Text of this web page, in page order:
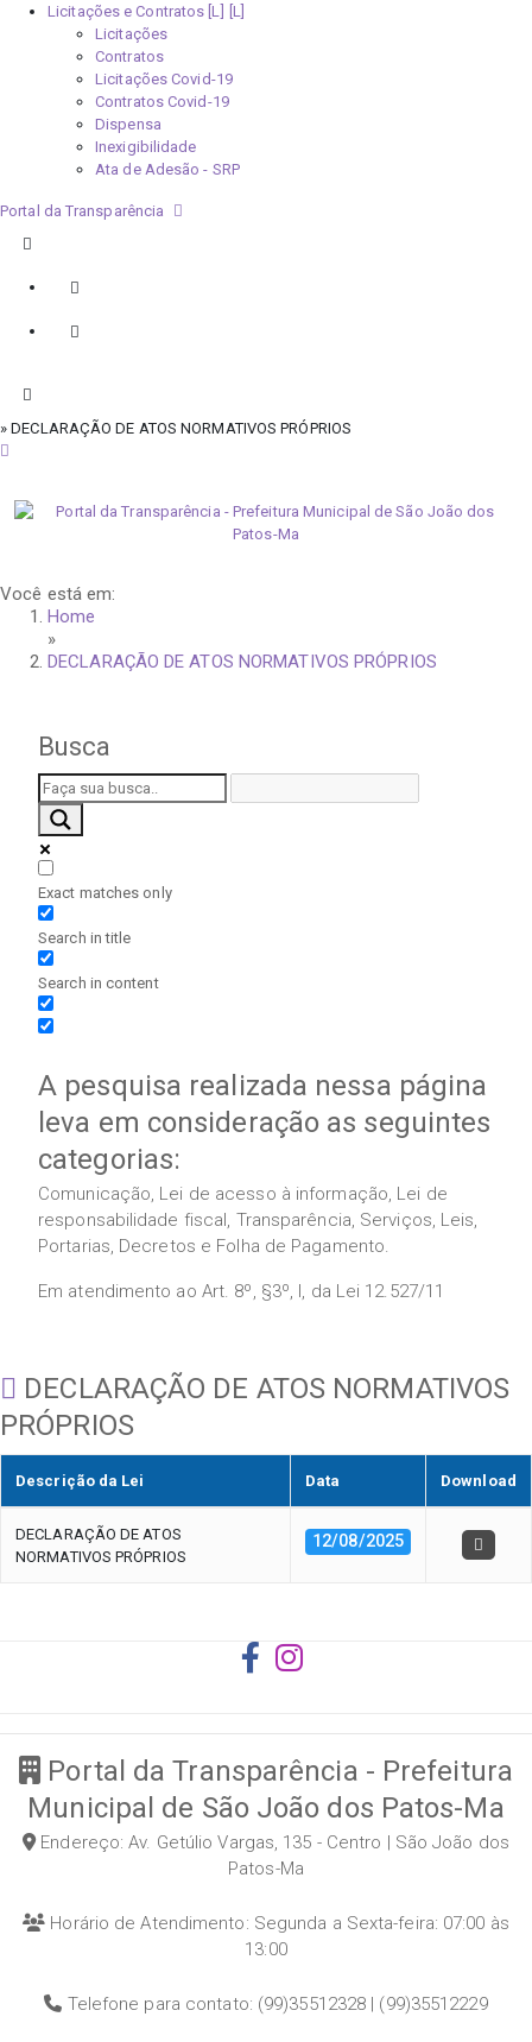
Licitações e Contratos [L]
Licitações
Contratos
Licitações Covid-19
Contratos Covid-19
Dispensa
Inexigibilidade
Ata de Adesão - SRP
Portal da Transparência
» DECLARAÇÃO DE ATOS NORMATIVOS PRÓPRIOS
Você está em:
Home
»
DECLARAÇÃO DE ATOS NORMATIVOS PRÓPRIOS
Busca
Exact matches only
Search in title
Search in content
A pesquisa realizada nessa página
leva em consideração as seguintes
categorias:
Comunicação, Lei de acesso à informação, Lei de
responsabilidade fiscal, Transparência, Serviços, Leis,
Portarias, Decretos e Folha de Pagamento.
Em atendimento ao Art. 8º, §3º, I, da Lei 12.527/11
DECLARAÇÃO DE ATOS NORMATIVOS
PRÓPRIOS
Descrição da Lei Data Download
DECLARAÇÃO DE ATOS
NORMATIVOS PRÓPRIOS
12/08/2025
Portal da Transparência - Prefeitura
Municipal de São João dos Patos-Ma
Endereço: Av. Getúlio Vargas, 135 - Centro | São João dos
Patos-Ma
Horário de Atendimento: Segunda a Sexta-feira: 07:00 às
13:00
Telefone para contato: (99)35512328 | (99)35512229